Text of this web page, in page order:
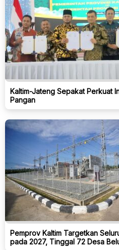
Kaltim-Jateng Sepakat Perkuat
Pangan
Pemprov Kaltim Targetkan
pada 2027, Tinggal 72 Desa